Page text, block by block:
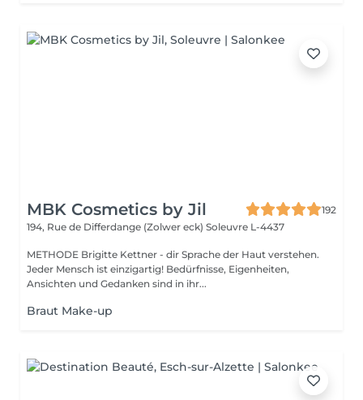
MBK Cosmetics by Jil
192
194, Rue de Differdange (Zolwer eck) Soleuvre L-4437
METHODE Brigitte Kettner - dir Sprache der Haut verstehen.
Jeder Mensch ist einzigartig! Bedürfnisse, Eigenheiten,
Ansichten und Gedanken sind in ihr...
Braut Make-up